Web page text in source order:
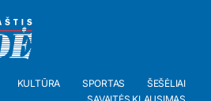
KULTŪRA SPORTAS
ŠEŠĖLIAI